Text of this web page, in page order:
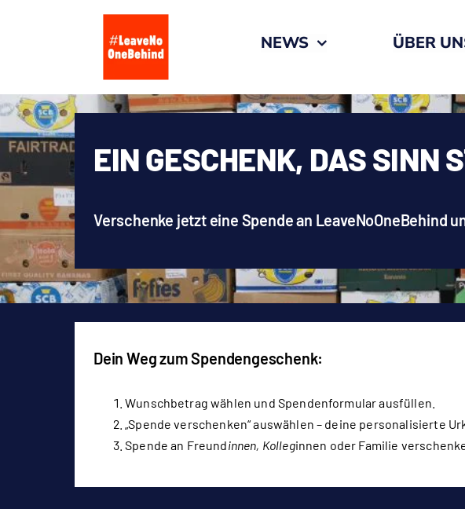
NEWS ÜBER
EIN GESCHENK, DAS SINN
Verschenke jetzt eine Spende an LeaveNoOneBehind
Dein Weg zum Spendengeschenk:
Wunschbetrag wählen und Spendenformular ausfüllen.
„Spende verschenken“ auswählen – deine personalisierte
Spende an Freundinnen, Kolleginnen oder Familie